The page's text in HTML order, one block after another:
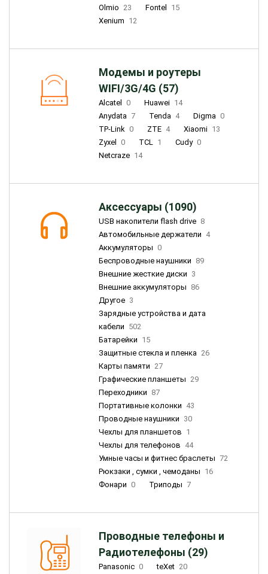
Olmio 23 Fontel
15
Xenium 12
Модемы и роутеры
WIFI/3G/4G (57)
Alcatel 0 Huawei 14
Anydata 7 Tenda 4 Digma 0
TP-Link 0 ZTE 4 Xiaomi 13
Zyxel
0 TCL 1 Cudy 0
Netcraze 14
Аксессуары (1090)
USB накопители flash drive 8
Автомобильные держатели 4
Аккумуляторы 0
Беспроводные наушники 89
Внешние жесткие диски 3
Внешние аккумуляторы 86
Другое 3
Зарядные устройства и дата
кабели 502
Батарейки 15
Защитные стекла и пленка 26
Карты памяти 27
Графические планшеты 29
Переходники 87
Портативные колонки 43
Проводные наушники 30
Чехлы для планшетов 1
Чехлы для телефонов 44
Умные часы и фитнес браслеты 72
Рюкзаки , сумки , чемоданы 16
Фонари 0 Триподы 7
Проводные телефоны и
Радиотелефоны (29)
Panasonic 0 teXet 20